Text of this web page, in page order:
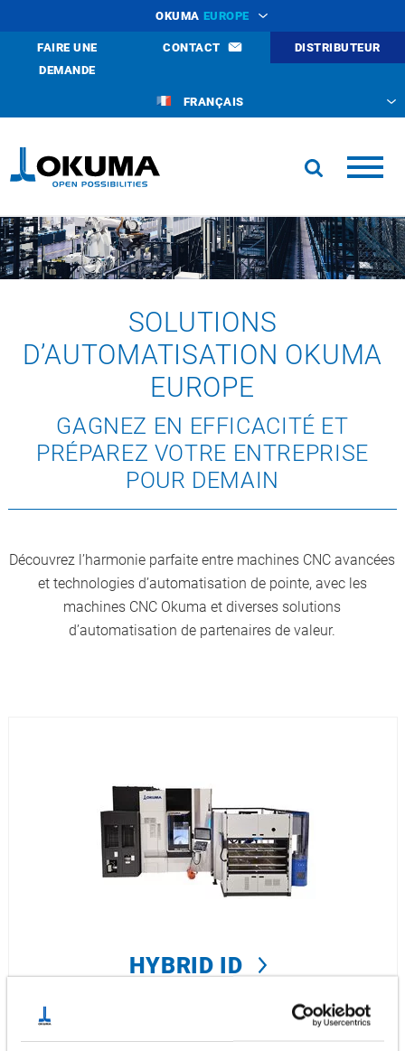
OKUMA EUROPE
FAIRE UNE
DEMANDE
CONTACT DISTRIBUTEUR
FRANÇAIS
SOLUTIONS
D’AUTOMATISATION OKUMA
EUROPE
GAGNEZ EN EFFICACITÉ ET
PRÉPAREZ VOTRE ENTREPRISE
POUR DEMAIN
Découvrez l’harmonie parfaite entre machines CNC avancées
et technologies d’automatisation de pointe, avec les
machines CNC Okuma et diverses solutions
d’automatisation de partenaires de valeur.
HYBRID ID